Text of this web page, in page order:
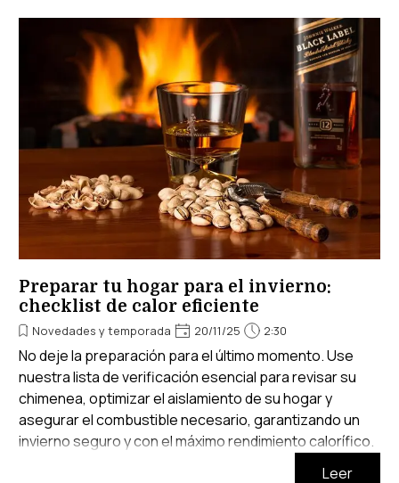
Preparar tu hogar para el invierno:
checklist de calor eficiente
Novedades y temporada 20/11/25 2:30
No deje la preparación para el último momento. Use
nuestra lista de verificación esencial para revisar su
chimenea, optimizar el aislamiento de su hogar y
asegurar el combustible necesario, garantizando un
invierno seguro y con el máximo rendimiento calorífico.
Leer